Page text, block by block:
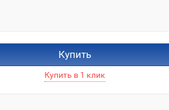
Купить